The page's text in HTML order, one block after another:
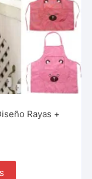
Rayas +